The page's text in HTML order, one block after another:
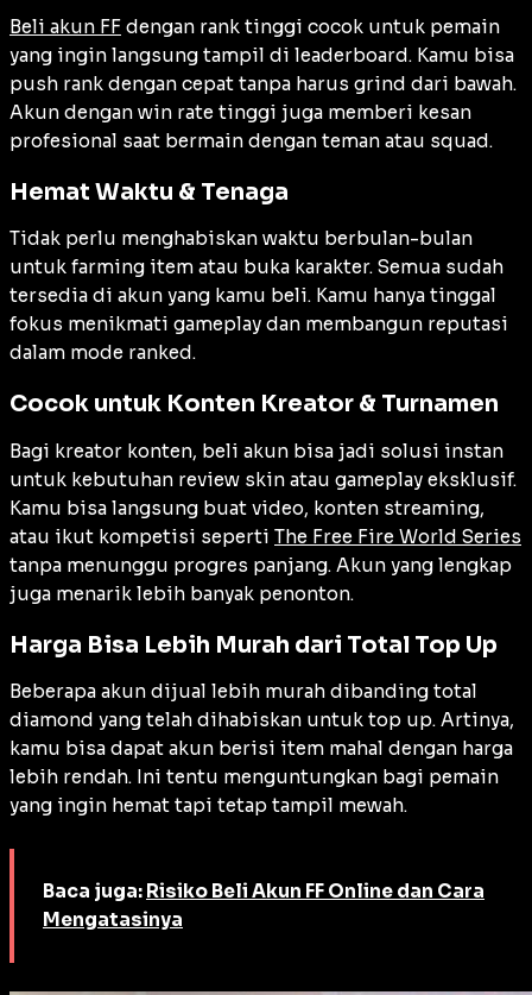
Beli akun FF dengan rank tinggi cocok untuk pemain
yang ingin langsung tampil di leaderboard. Kamu bisa
push rank dengan cepat tanpa harus grind dari bawah.
Akun dengan win rate tinggi juga memberi kesan
profesional saat bermain dengan teman atau squad.
Hemat Waktu & Tenaga
Tidak perlu menghabiskan waktu berbulan-bulan
untuk farming item atau buka karakter. Semua sudah
tersedia di akun yang kamu beli. Kamu hanya tinggal
fokus menikmati gameplay dan membangun reputasi
dalam mode ranked.
Cocok untuk Konten Kreator & Turnamen
Bagi kreator konten, beli akun bisa jadi solusi instan
untuk kebutuhan review skin atau gameplay eksklusif.
Kamu bisa langsung buat video, konten streaming,
atau ikut kompetisi seperti The Free Fire World Series
tanpa menunggu progres panjang. Akun yang lengkap
juga menarik lebih banyak penonton.
Harga Bisa Lebih Murah dari Total Top Up
Beberapa akun dijual lebih murah dibanding total
diamond yang telah dihabiskan untuk top up. Artinya,
kamu bisa dapat akun berisi item mahal dengan harga
lebih rendah. Ini tentu menguntungkan bagi pemain
yang ingin hemat tapi tetap tampil mewah.
Baca juga: Risiko Beli Akun FF Online dan Cara
Mengatasinya